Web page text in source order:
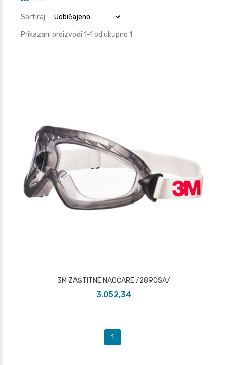
Sortiraj:
Prikazani proizvodi 1-1 od ukupno 1
3M ZAŠTITNE NAOČARE /2890SA/
3.052,34
1